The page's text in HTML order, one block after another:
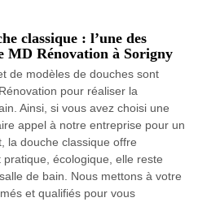
classique : l’une des
MD Rénovation à Sorigny
de modèles de douches sont
pour réaliser la
Ainsi, si vous avez choisi une
appel à notre entreprise pour un
la douche classique offre
écologique, elle reste
de bain. Nous mettons à votre
et qualifiés pour vous